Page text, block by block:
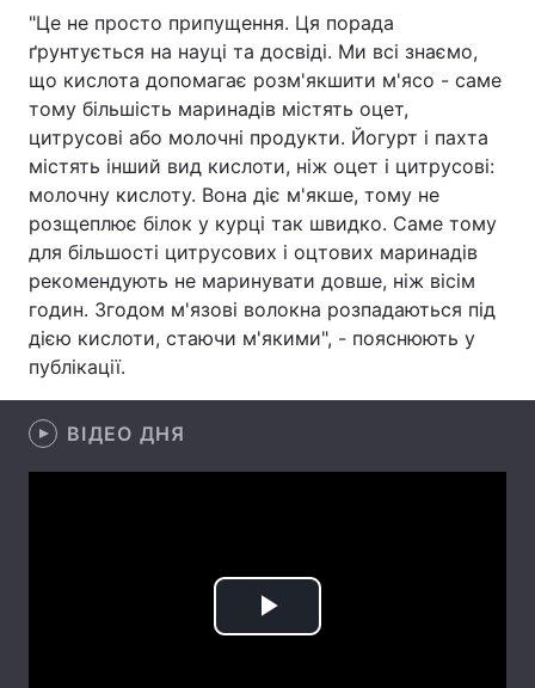
Екологія Регіони
Лонгріди
Відео з Youtube Статті
Інтерв'ю Думки
Архів Вакансії
Контакти
Послуги
"Це не просто припущення. Ця порада
ґрунтується на науці та досвіді. Ми всі знаємо,
що кислота допомагає розм'якшити м'ясо - саме
тому більшість маринадів містять оцет,
цитрусові або молочні продукти. Йогурт і пахта
містять інший вид кислоти, ніж оцет і цитрусові:
молочну кислоту. Вона діє м'якше, тому не
розщеплює білок у курці так швидко. Саме тому
для більшості цитрусових і оцтових маринадів
рекомендують не маринувати довше, ніж вісім
годин. Згодом м'язові волокна розпадаються під
дією кислоти, стаючи м'якими", - пояснюють у
публікації.
ВІДЕО ДНЯ
Play